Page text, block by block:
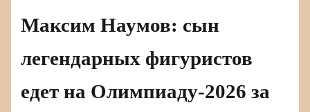
Максим Наумов: сын
легендарных фигуристов
едет на Олимпиаду‑2026 за